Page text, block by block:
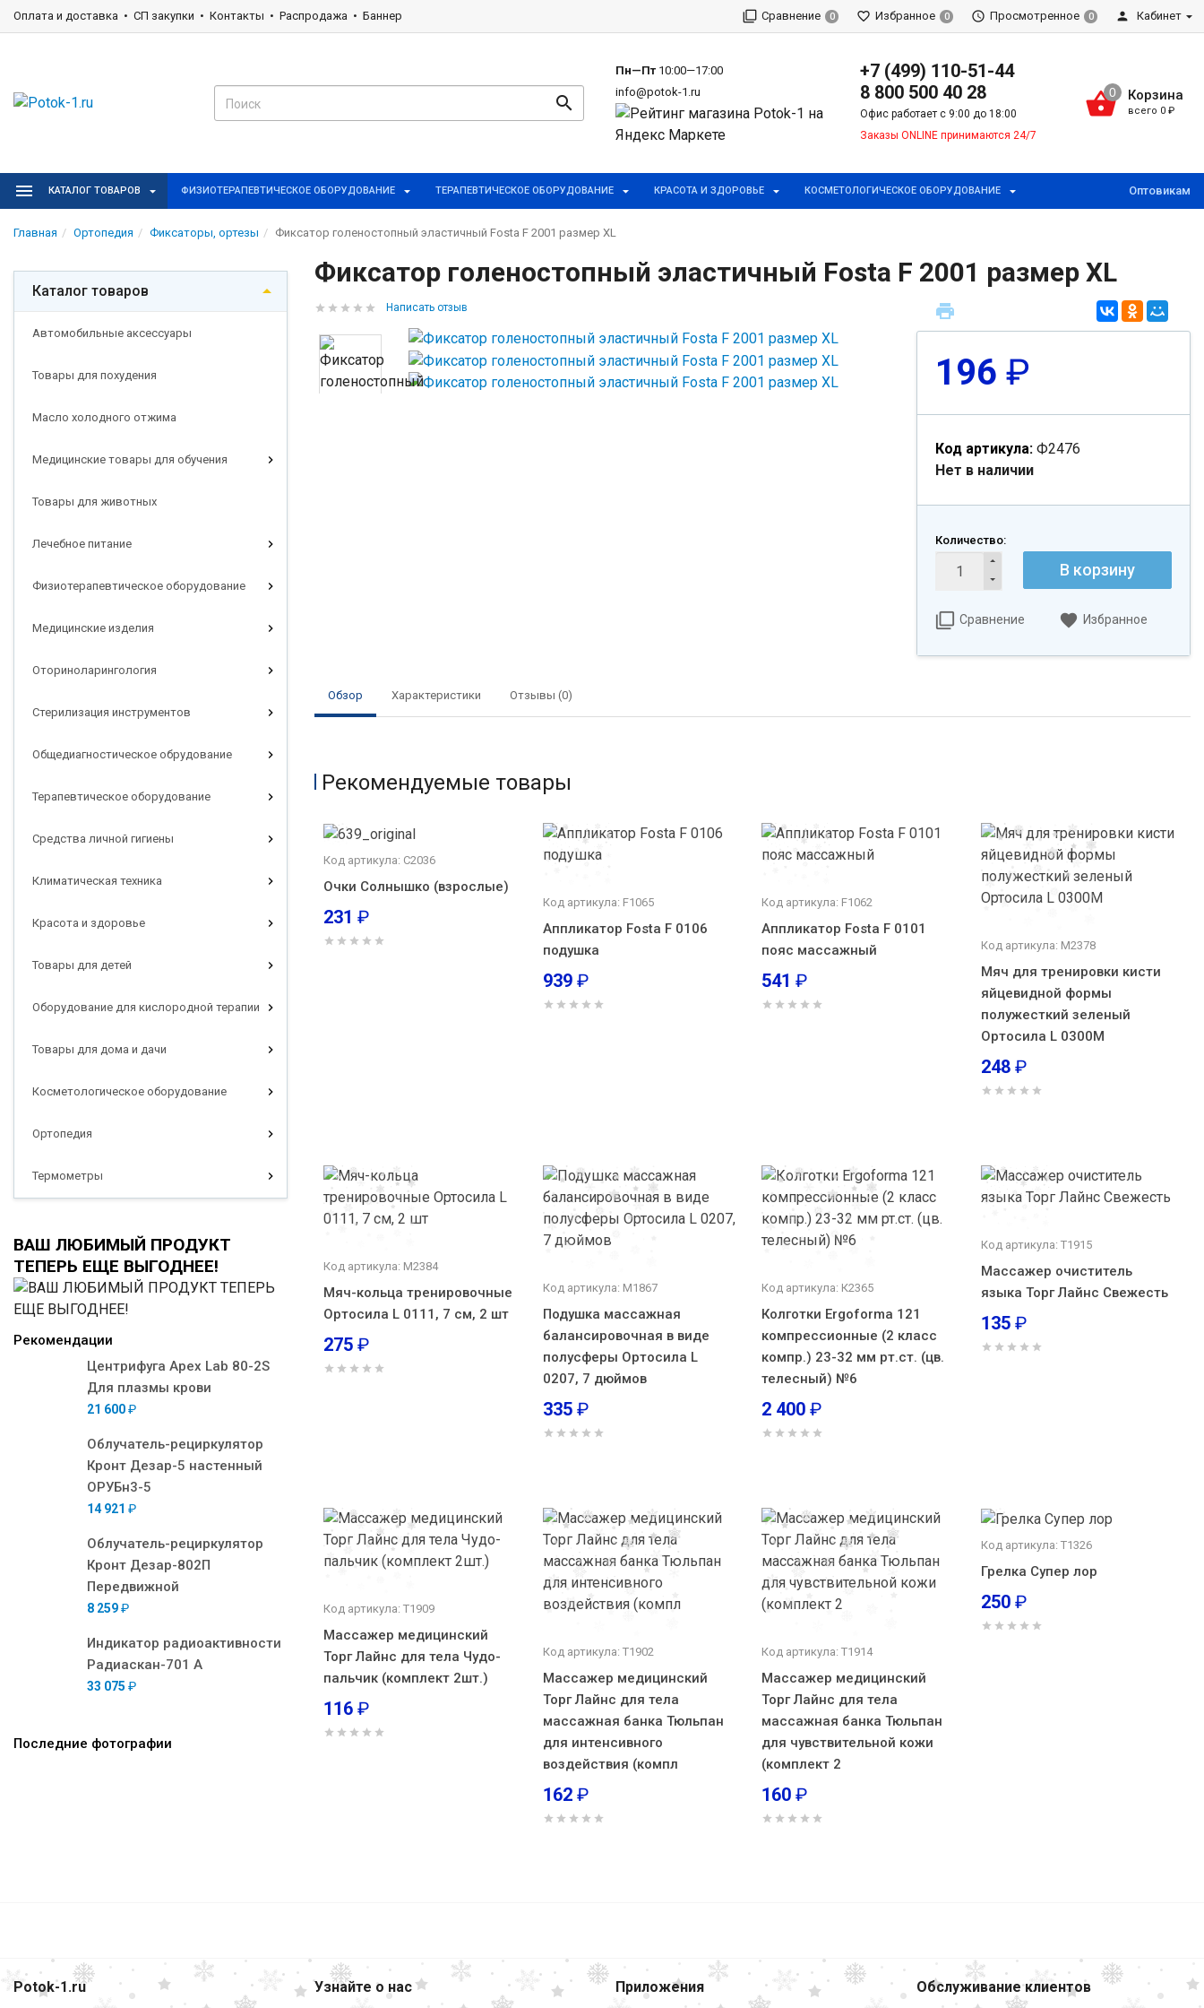
Оплата и доставка СП закупки Контакты Распродажа Баннер Сравнение 0 Избранное 0 Просмотренное 0 Кабинет
Пн—Пт10:00—17:00
info@potok-1.ru
+7 (499) 110-51-44
8 800 500 40 28
Офис работает с 9:00 до 18:00
Заказы ONLINE принимаются 24/7
Корзина
всего 0 ₽
КАТАЛОГ ТОВАРОВ ФИЗИОТЕРАПЕВТИЧЕСКОЕ ОБОРУДОВАНИЕ ТЕРАПЕВТИЧЕСКОЕ ОБОРУДОВАНИЕ КРАСОТА И ЗДОРОВЬЕ КОСМЕТОЛОГИЧЕСКОЕ ОБОРУДОВАНИЕ Оптовикам
Главная Ортопедия Фиксаторы, ортезы Фиксатор голеностопный эластичный Fosta F 2001 размер XL
Каталог товаров
Автомобильные аксессуары
Товары для похудения
Масло холодного отжима
Медицинские товары для обучения
Товары для животных
Лечебное питание
Физиотерапевтическое оборудование
Медицинские изделия
Оториноларингология
Стерилизация инструментов
Общедиагностическое обрудование
Терапевтическое оборудование
Средства личной гигиены
Климатическая техника
Красота и здоровье
Товары для детей
Оборудование для кислородной терапии
Товары для дома и дачи
Косметологическое оборудование
Ортопедия
Термометры
ВАШ ЛЮБИМЫЙ ПРОДУКТ
ТЕПЕРЬ ЕЩЕ ВЫГОДНЕЕ!
Рекомендации
Центрифуга Apex Lab 80-2S
Для плазмы крови
21 600₽
Облучатель-рециркулятор
Кронт Дезар-5 настенный
ОРУБн3-5
14 921 ₽
Облучатель-рециркулятор
Кронт Дезар-802П
Передвижной
8 259₽
Индикатор радиоактивности
Радиаскан-701 А
33 075 ₽
Последние фотографии
Фиксатор голеностопный эластичный Fosta F 2001 размер XL
Написать отзыв
196 ₽
Код артикула: Ф2476
Нет в наличии
Количество:
В корзину
Сравнение Избранное
Обзор Характеристики Отзывы (0)
Рекомендуемые товары
Код артикула: С2036
Очки Солнышко (взрослые)
231 ₽
Код артикула: F1065
Аппликатор Fosta F 0106
подушка
939 ₽
Код артикула: F1062
Аппликатор Fosta F 0101
пояс массажный
541 ₽
Код артикула: М2378
Мяч для тренировки кисти
яйцевидной формы
полужесткий зеленый
Ортосила L 0300М
248 ₽
Код артикула: М2384
Мяч-кольца тренировочные
Ортосила L 0111, 7 см, 2 шт
275 ₽
Код артикула: М1867
Подушка массажная
балансировочная в виде
полусферы Ортосила L
0207, 7 дюймов
335 ₽
Код артикула: К2365
Колготки Ergoforma 121
компрессионные (2 класс
компр.) 23-32 мм рт.ст. (цв.
телесный) №6
2 400 ₽
Код артикула: Т1915
Массажер очиститель
языка Торг Лайнс Свежесть
135 ₽
Код артикула: Т1909
Массажер медицинский
Торг Лайнс для тела Чудо-
пальчик (комплект 2шт.)
116 ₽
Код артикула: Т1902
Массажер медицинский
Торг Лайнс для тела
массажная банка Тюльпан
для интенсивного
воздействия (компл
162 ₽
Код артикула: Т1914
Массажер медицинский
Торг Лайнс для тела
массажная банка Тюльпан
для чувствительной кожи
(комплект 2
160 ₽
Код артикула: Т1326
Грелка Супер лор
250 ₽
Potok-1.ru Узнайте о нас Приложения Обслуживание клиентов